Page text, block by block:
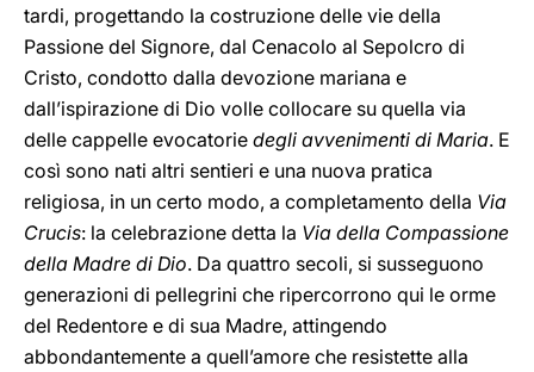
tardi, progettando la costruzione delle vie della
Passione del Signore, dal Cenacolo al Sepolcro di
Cristo, condotto dalla devozione mariana e
dall’ispirazione di Dio volle collocare su quella via
delle cappelle evocatorie degli avvenimenti di Maria. E
così sono nati altri sentieri e una nuova pratica
religiosa, in un certo modo, a completamento della Via
Crucis: la celebrazione detta la Via della Compassione
della Madre di Dio. Da quattro secoli, si susseguono
generazioni di pellegrini che ripercorrono qui le orme
del Redentore e di sua Madre, attingendo
abbondantemente a quell’amore che resistette alla